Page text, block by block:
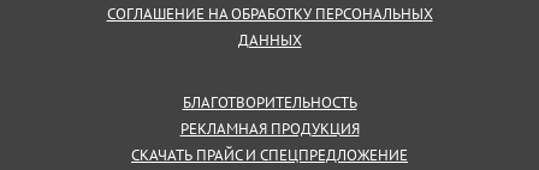
СОГЛАШЕНИЕ НА ОБРАБОТКУ ПЕРСОНАЛЬНЫХ
ДАННЫХ
БЛАГОТВОРИТЕЛЬНОСТЬ
РЕКЛАМНАЯ ПРОДУКЦИЯ
СКАЧАТЬ ПРАЙС И СПЕЦПРЕДЛОЖЕНИЕ